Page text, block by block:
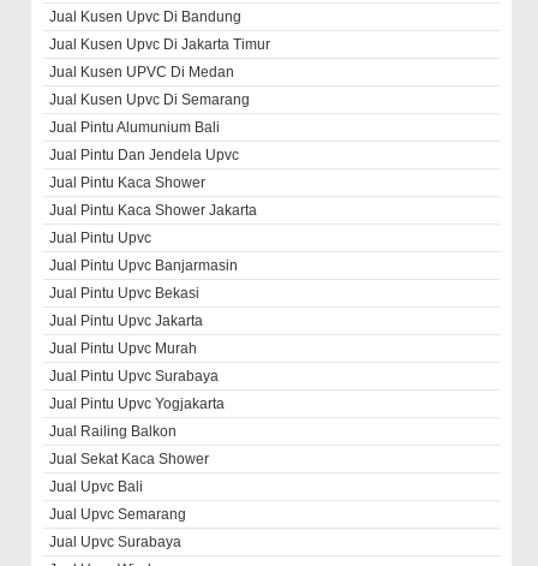
Jual Kusen Upvc Di Bandung
Jual Kusen Upvc Di Jakarta Timur
Jual Kusen UPVC Di Medan
Jual Kusen Upvc Di Semarang
Jual Pintu Alumunium Bali
Jual Pintu Dan Jendela Upvc
Jual Pintu Kaca Shower
Jual Pintu Kaca Shower Jakarta
Jual Pintu Upvc
Jual Pintu Upvc Banjarmasin
Jual Pintu Upvc Bekasi
Jual Pintu Upvc Jakarta
Jual Pintu Upvc Murah
Jual Pintu Upvc Surabaya
Jual Pintu Upvc Yogjakarta
Jual Railing Balkon
Jual Sekat Kaca Shower
Jual Upvc Bali
Jual Upvc Semarang
Jual Upvc Surabaya